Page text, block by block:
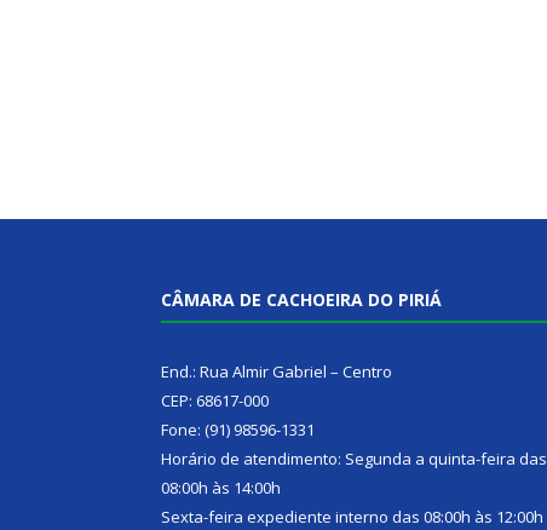
CÂMARA DE CACHOEIRA DO PIRIÁ
End.: Rua Almir Gabriel – Centro
CEP: 68617-000
Fone: (91) 98596-1331
Horário de atendimento: Segunda a quinta-feira das
08:00h às 14:00h
Sexta-feira expediente interno das 08:00h às 12:00h